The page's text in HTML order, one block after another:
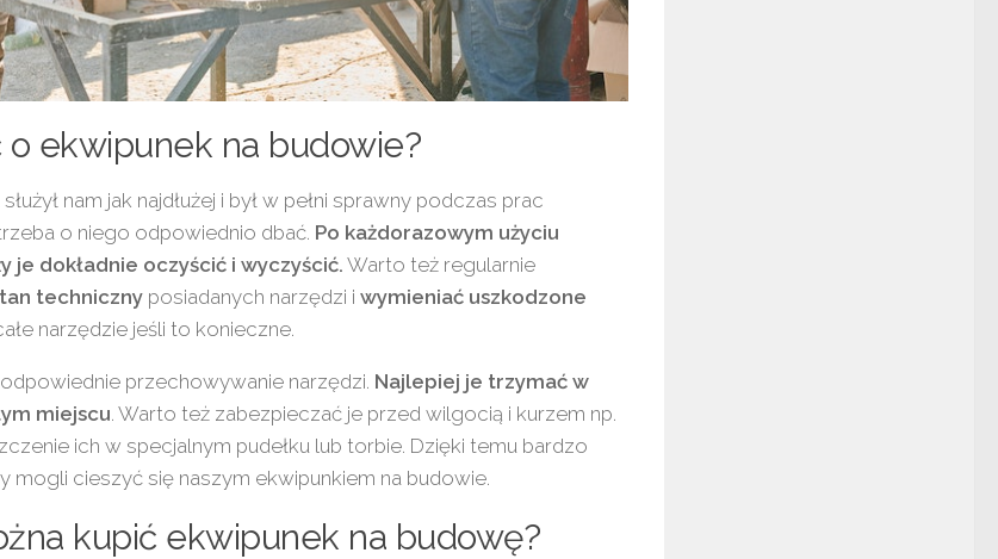
o ekwipunek na budowie?
nam jak najdłużej i był w pełni sprawny podczas prac
o niego odpowiednio dbać. Po każdorazowym użyciu
je dokładnie oczyścić i wyczyścić. Warto też regularnie
techniczny posiadanych narzędzi i wymieniać uszkodzone
narzędzie jeśli to konieczne.
przechowywanie narzędzi. Najlepiej je trzymać w
miejscu . Warto też zabezpieczać je przed wilgocią i kurzem np.
ich w specjalnym pudełku lub torbie. Dzięki temu bardzo
mogli cieszyć się naszym ekwipunkiem na budowie.
kupić ekwipunek na budowę?